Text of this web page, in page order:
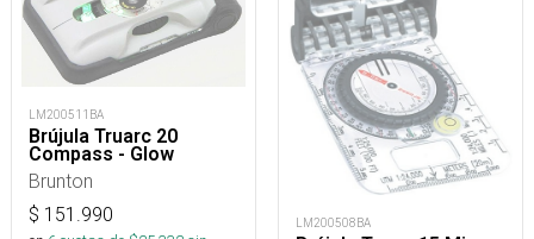
LM200511BA
Brújula Truarc 20
Compass - Glow
Brunton
$ 151.990 LM200508BA